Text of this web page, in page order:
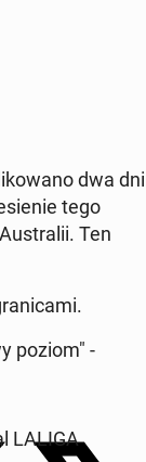
dwa dni
tego
Ten
poziom" -
LALIGA